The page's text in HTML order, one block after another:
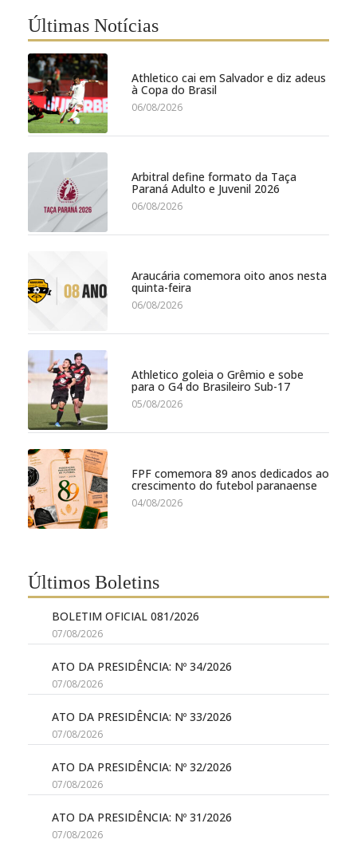
Últimas Notícias
Athletico cai em Salvador e diz adeus
à Copa do Brasil
06/08/2026
Arbitral define formato da Taça
Paraná Adulto e Juvenil 2026
06/08/2026
Araucária comemora oito anos nesta
quinta-feira
06/08/2026
Athletico goleia o Grêmio e sobe
para o G4 do Brasileiro Sub-17
05/08/2026
FPF comemora 89 anos dedicados ao
crescimento do futebol paranaense
04/08/2026
Últimos Boletins
BOLETIM OFICIAL 081/2026
07/08/2026
ATO DA PRESIDÊNCIA: Nº 34/2026
07/08/2026
ATO DA PRESIDÊNCIA: Nº 33/2026
07/08/2026
ATO DA PRESIDÊNCIA: Nº 32/2026
07/08/2026
ATO DA PRESIDÊNCIA: Nº 31/2026
07/08/2026